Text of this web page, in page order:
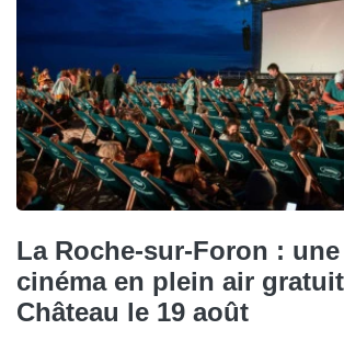
La Roche-sur-Foron :
cinéma en plein air
Château le 19 août